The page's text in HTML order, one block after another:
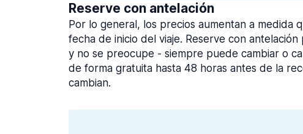
Reserve con antelación
Por lo general, los precios aumentan a medida
fecha de inicio del viaje. Reserve con
y no se preocupe - siempre puede cambiar o
de forma gratuita hasta 48 horas antes de la
cambian.